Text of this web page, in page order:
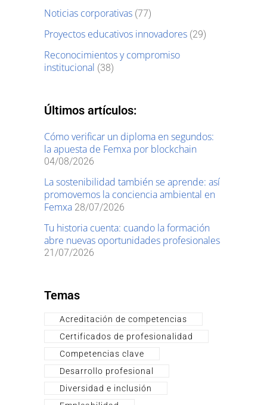
Noticias corporativas (77)
Proyectos educativos innovadores (29)
Reconocimientos y compromiso
institucional (38)
Últimos artículos:
Cómo verificar un diploma en segundos:
la apuesta de Femxa por blockchain
04/08/2026
La sostenibilidad también se aprende: así
promovemos la conciencia ambiental en
Femxa 28/07/2026
Tu historia cuenta: cuando la formación
abre nuevas oportunidades profesionales
21/07/2026
Temas
Acreditación de competencias
Certificados de profesionalidad
Competencias clave
Desarrollo profesional
Diversidad e inclusión